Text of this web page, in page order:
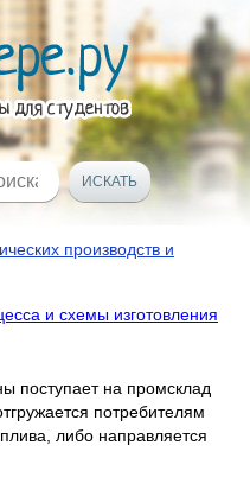
производств и
и схемы изготовления
на промсклад
потребителям
либо направляется